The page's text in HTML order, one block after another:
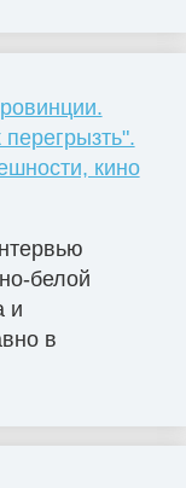
кино
белой
и
в